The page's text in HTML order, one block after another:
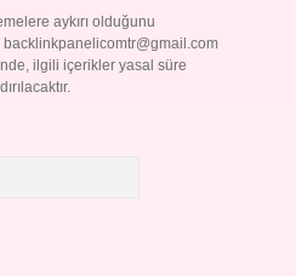
aykırı olduğunu
backlinkpanelicomtr@gmail.com
ilgili içerikler yasal süre